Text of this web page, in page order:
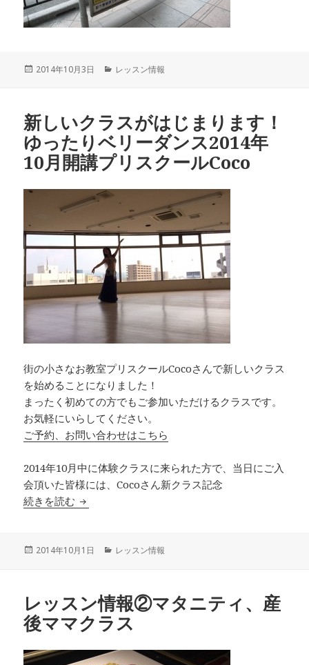
投
2014年10月3日
カ
ー
レッスン情報
新しいクラスがはじまります！
ゆったりベリーダンス2014年
10月開講プリスクールCoco
街の小さなお教室プリスクールCocoさんで新しいクラス
を始めることになりました！
まったく初めての方でもご参加いただけるクラスです。
お気軽にいらしてください。
ご予約、お問い合わせはこちら
2014年10月中に体験クラスに来られた方で、当日にご入
会頂いた皆様には、Cocoさん新クラス記念
続きを読む 新しいクラスがはじまります！ゆったりベリー
投
2014年10月1日
カ
ー
レッスン情報
レッスン情報②マタニティ、産
後ママクラス